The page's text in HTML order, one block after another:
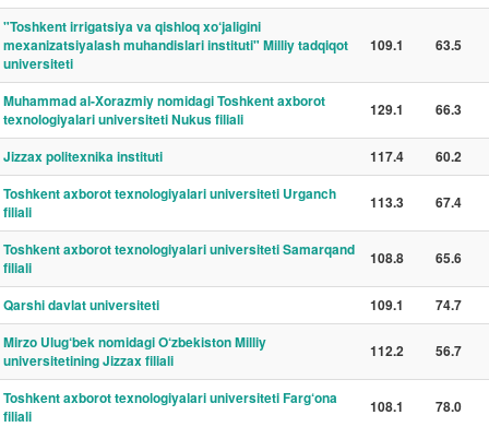
"Toshkent irrigatsiya va qishloq xo‘jaligini
mexanizatsiyalash muhandislari instituti" Milliy tadqiqot
universiteti
109.1 63.5
Muhammad al-Xorazmiy nomidagi Toshkent axborot
texnologiyalari universiteti Nukus filiali
129.1 66.3
Jizzax politexnika instituti 117.4
60.2
Toshkent axborot texnologiyalari universiteti Urganch
filiali
113.3 67.4
Toshkent axborot texnologiyalari universiteti Samarqand
filiali
108.8 65.6
Qarshi davlat universiteti 109.1
74.7
Mirzo Ulug‘bek nomidagi O‘zbekiston Milliy
universitetining Jizzax filiali
112.2 56.7
Toshkent axborot texnologiyalari universiteti Farg‘ona
filiali
108.1 78.0